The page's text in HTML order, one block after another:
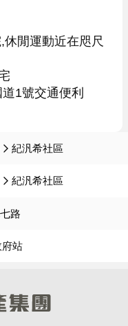
閒運動近在咫尺
1號交通便利
紀汎希社區
紀汎希社區
路
府站